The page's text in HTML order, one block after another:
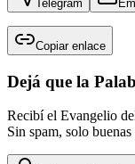
Telegram
Copiar enlace
Dejá que la
Recibí el Evangelio
Sin spam, solo